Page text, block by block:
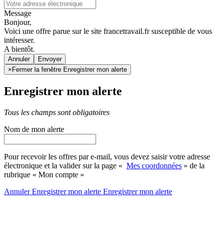
Message
Bonjour,
Voici une offre parue sur le site francetravail.fr susceptible de vous
intéresser.
A bientôt.
Annuler
× Fermer la fenêtre Enregistrer mon alerte
Enregistrer mon alerte
Tous les champs sont obligatoires
Nom de mon alerte
Pour recevoir les offres par e-mail, vous devez saisir votre adresse
électronique et la valider sur la page « Mes coordonnées » de la
rubrique « Mon compte »
AnnulerEnregistrer mon alerte Enregistrermon alerte